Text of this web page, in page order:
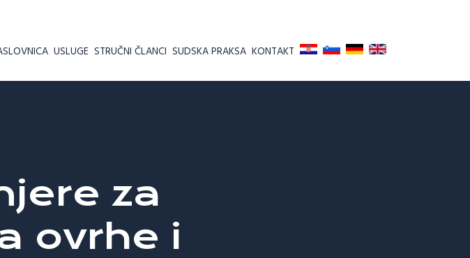
USLUGE STRUČNI ČLANCI SUDSKA PRAKSA KONTAKT
za
ovrhe i